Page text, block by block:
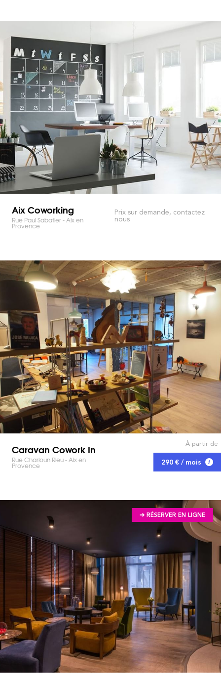
Aix Coworking
Rue Paul Sabatier - Aix en
Provence
Prix sur demande, contactez
nous
Caravan Cowork In
Rue Charloun Rieu - Aix en
Provence
À partir de
290 € / mois
➔ RÉSERVER EN LIGNE